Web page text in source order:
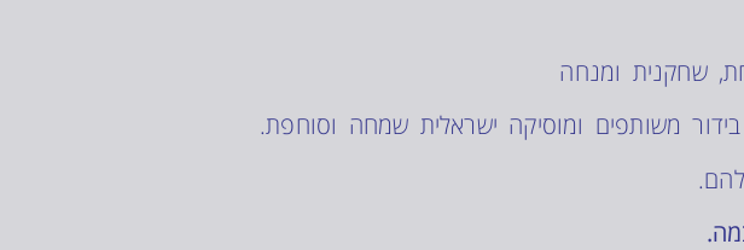
שחקנית ומנחה
משותפים ומוסיקה ישראלית שמחה וסוחפת.